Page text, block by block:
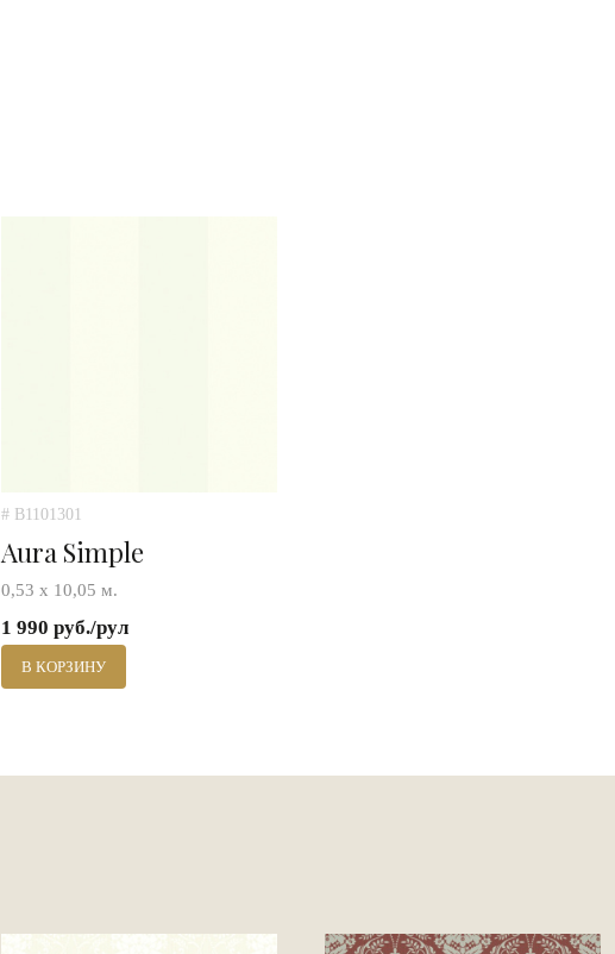
# B1101301
Aura Simple
0,53 х 10,05 м.
1 990 руб./рул
В КОРЗИНУ